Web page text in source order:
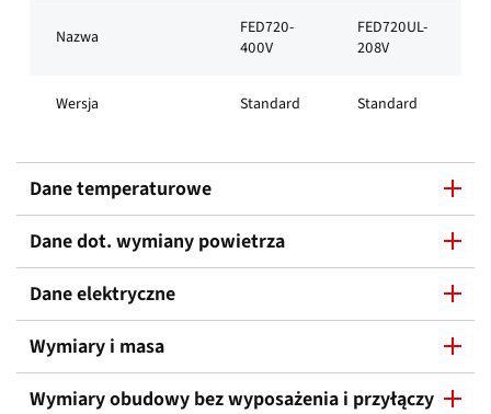
Nazwa
FED720-
400V
FED720UL-
208V
Wersja Standard Standard
Dane temperaturowe
Dane dot. wymiany powietrza
Dane elektryczne
Wymiary i masa
Wymiary obudowy bez wyposażenia i przyłączy